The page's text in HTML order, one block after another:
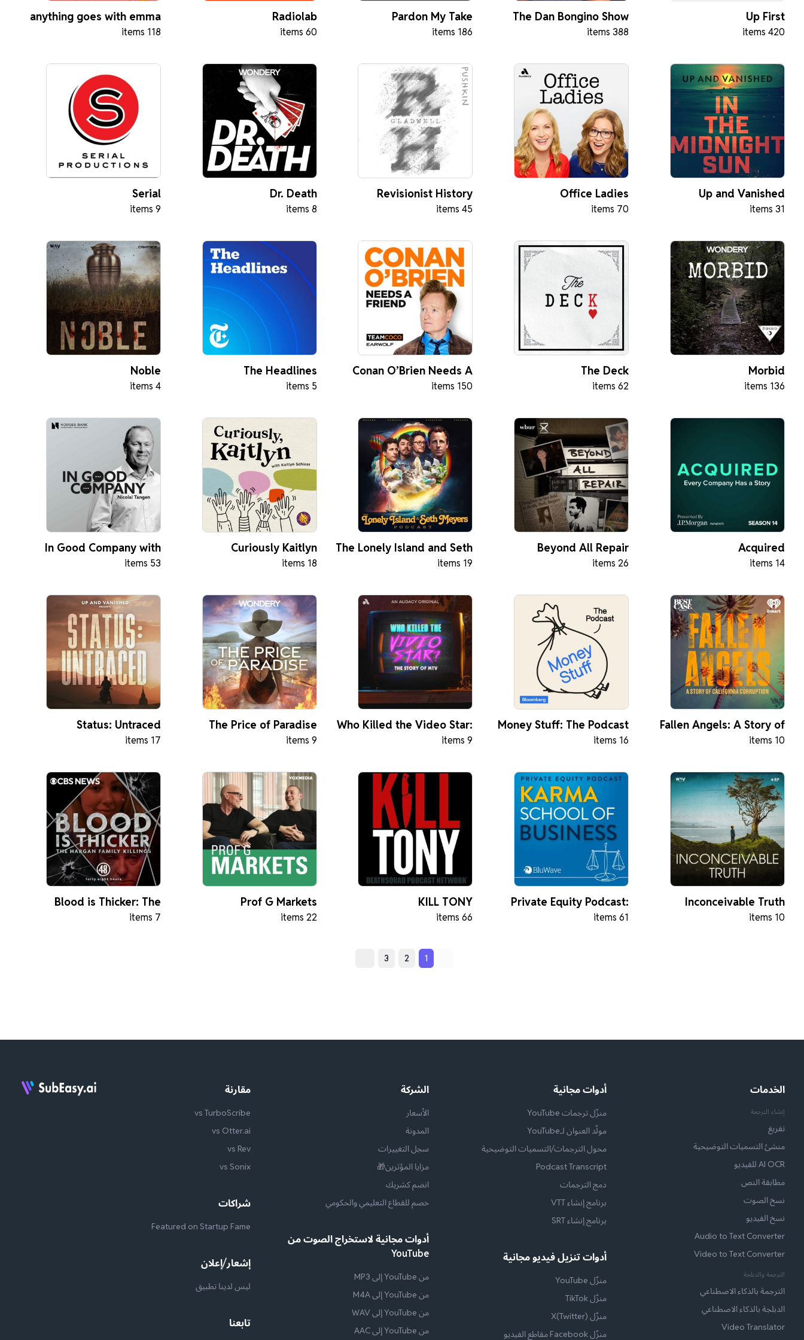
Up First
420 items
The Dan Bongino Show
388 items
Pardon My Take
186 items
Radiolab
60 items
anything goes with emma
chamberlain
118 items
Up and Vanished
31 items
Office Ladies
70 items
Revisionist History
45 items
Dr. Death
8 items
Serial
9 items
Morbid
136 items
The Deck
62 items
Conan O’Brien Needs A
Friend
150 items
The Headlines
5 items
Noble
4 items
Acquired
14 items
Beyond All Repair
26 items
The Lonely Island and Seth
Meyers Podcast
19 items
Curiously Kaitlyn
18 items
In Good Company with
Nicolai Tangen
53 items
Fallen Angels: A Story of
California Corruption
10 items
Money Stuff: The Podcast
16 items
Who Killed the Video Star:
The Story of MTV
9 items
The Price of Paradise
9 items
Status: Untraced
17 items
Inconceivable Truth
10 items
Private Equity Podcast:
Karma School of Business
61 items
KILL TONY
66 items
Prof G Markets
22 items
Blood is Thicker: The
Hargan Family Killings
7 items
1
2
3
الخدمات
إنشاء الترجمة
تفريغ
منشئ التسميات التوضيحية
AI OCR للفيديو
مطابقة النص
نسخ الصوت
نسخ الفيديو
Audio to Text Converter
Video to Text Converter
الترجمة والدبلجة
الترجمة بالذكاء الاصطناعي
الدبلجة بالذكاء الاصطناعي
Video Translator
أدوات مجانية
منزّل ترجمات YouTube
مولّد العنوان لـYouTube
محول الترجمات/التسميات التوضيحية
Podcast Transcript
دمج الترجمات
برنامج إنشاء VTT
برنامج إنشاء SRT
أدوات تنزيل فيديو مجانية
منزّل YouTube
منزّل TikTok
منزّل X(Twitter)
منزّل Facebook مقاطع الفيديو
الشركة
الأسعار
المدونة
سجل التغييرات
مزايا المؤثرين🎁
انضم كشريك
خصم للقطاع التعليمي والحكومي
أدوات مجانية لاستخراج الصوت من
YouTube
من YouTube إلى MP3
من YouTube إلى M4A
من YouTube إلى WAV
من YouTube إلى AAC
مقارنة
vs TurboScribe
vs Otter.ai
vs Rev
vs Sonix
شراكات
Featured on Startup Fame
إشعار/إعلان
ليس لدينا تطبيق
تابعنا